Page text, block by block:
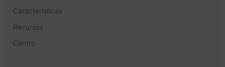
Características
Recursos
Centro